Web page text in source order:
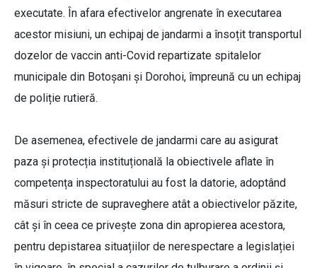
executate. În afara efectivelor angrenate în executarea
acestor misiuni, un echipaj de jandarmi a însoțit transportul
dozelor de vaccin anti-Covid repartizate spitalelor
municipale din Botoșani și Dorohoi, împreună cu un echipaj
de poliție rutieră.
De asemenea, efectivele de jandarmi care au asigurat
paza și protecția instituțională la obiectivele aflate în
competența inspectoratului au fost la datorie, adoptând
măsuri stricte de supraveghere atât a obiectivelor păzite,
cât și în ceea ce privește zona din apropierea acestora,
pentru depistarea situațiilor de nerespectare a legislației